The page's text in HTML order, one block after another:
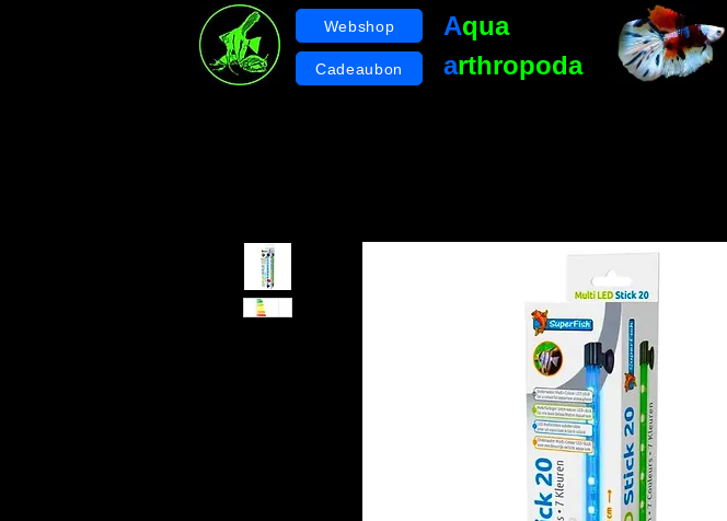
Webshop
Cadeaubon
Aqua
arthropoda